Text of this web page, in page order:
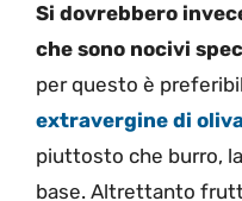
Si dovrebbero
che sono nocivi
per questo è
extravergine di
piuttosto che burro,
base. Altrettanto